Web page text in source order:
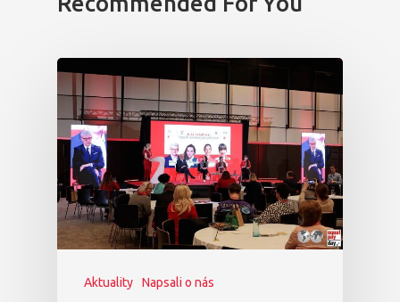
Aktuality Napsali o nás